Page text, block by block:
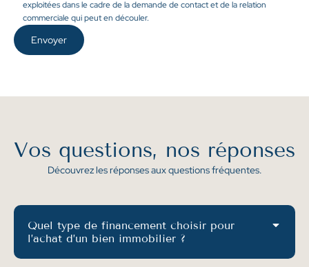
exploitées dans le cadre de la demande de contact et de la relation
commerciale qui peut en découler.
Envoyer
Vos questions, nos réponses
Découvrez les réponses aux questions fréquentes.
Quel type de financement choisir pour
l’achat d’un bien immobilier ?